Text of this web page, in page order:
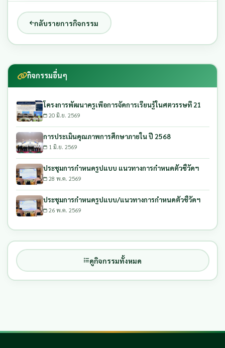
กลับรายการกิจกรรม
กิจกรรมอื่นๆ
โครงการพัฒนาครูเพื่อการจัดการเรียนรู้ในศตวรรษที่ 21
20 มิ.ย. 2569
การประเมินคุณภาพการศึกษาภายใน ปี 2568
1 มิ.ย. 2569
ประชุมการกำหนดรูปแบบ แนวทางการกำหนดตัวชี้วัดฯ
28 พ.ค. 2569
ประชุมการกำหนดรูปแบบ/แนวทางการกำหนดตัวชี้วัดฯ
26 พ.ค. 2569
ดูกิจกรรมทั้งหมด